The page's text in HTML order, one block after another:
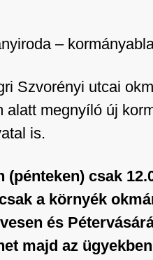
–
Szvorényi utcai
alatt megnyíló új
is.
(pénteken) csak
a környék
és
majd az